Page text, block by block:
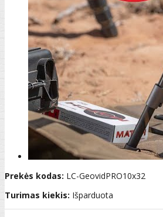
Prekės kodas: LC-GeovidPRO10x32
Turimas kiekis: Išparduota